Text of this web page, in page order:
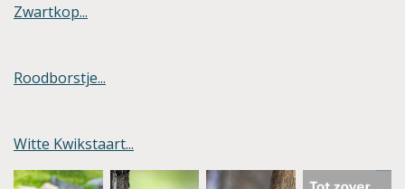
Zwartkop...
Roodborstje...
Witte Kwikstaart...